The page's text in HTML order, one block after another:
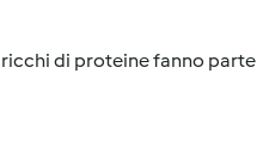
di proteine fanno